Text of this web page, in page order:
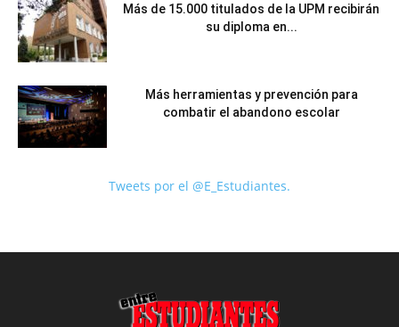
Más de 15.000 titulados de la UPM recibirán
su diploma en...
Más herramientas y prevención para
combatir el abandono escolar
Tweets por el @E_Estudiantes.